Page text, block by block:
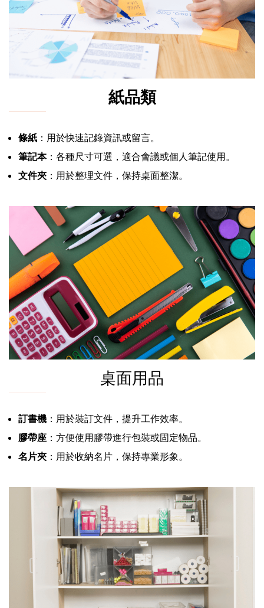
紙品類
條紙 ：用於快速記錄資訊或留言。
筆記本：各種尺寸可選，適合會議或個人筆記使用。
文件夾 ：用於整理文件，保持桌面整潔。
桌面用品
訂書機 ：用於裝訂文件，提升工作效率。
膠帶座 ：方便使用膠帶進行包裝或固定物品。
名片夾 ：用於收納名片，保持專業形象。